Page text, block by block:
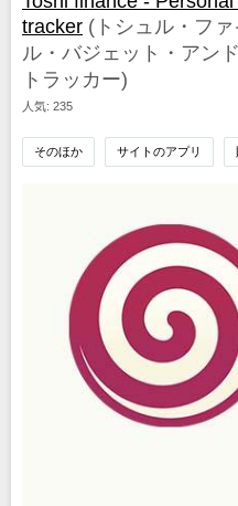
tracker (トシュル・フ
ル・バジェット・アン
トラッカー)
人気: 235
そのほか サイトのアプリ